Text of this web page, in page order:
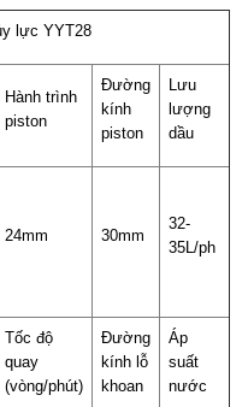
lực YYT28
Hành trình
piston
Đường
kính
piston
Lưu
lượng
dầu
24mm 30mm
32-
35L/ph
Tốc độ
quay
(vòng/phút)
Đường
kính lỗ
khoan
Áp
suất
nước